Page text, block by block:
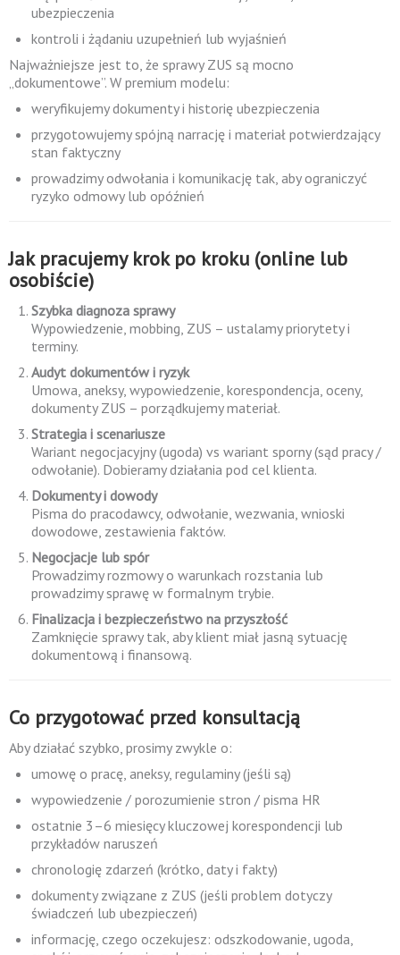
ubezpieczenia
kontroli i żądaniu uzupełnień lub wyjaśnień
Najważniejsze jest to, że sprawy ZUS są mocno
„dokumentowe”. W premium modelu:
weryfikujemy dokumenty i historię ubezpieczenia
przygotowujemy spójną narrację i materiał potwierdzający
stan faktyczny
prowadzimy odwołania i komunikację tak, aby ograniczyć
ryzyko odmowy lub opóźnień
Jak pracujemy krok po kroku (online lub
osobiście)
Szybka diagnoza sprawy
Wypowiedzenie, mobbing, ZUS – ustalamy priorytety i
terminy.
Audyt dokumentów i ryzyk
Umowa, aneksy, wypowiedzenie, korespondencja, oceny,
dokumenty ZUS – porządkujemy materiał.
Strategia i scenariusze
Wariant negocjacyjny (ugoda) vs wariant sporny (sąd pracy /
odwołanie). Dobieramy działania pod cel klienta.
Dokumenty i dowody
Pisma do pracodawcy, odwołanie, wezwania, wnioski
dowodowe, zestawienia faktów.
Negocjacje lub spór
Prowadzimy rozmowy o warunkach rozstania lub
prowadzimy sprawę w formalnym trybie.
Finalizacja i bezpieczeństwo na przyszłość
Zamknięcie sprawy tak, aby klient miał jasną sytuację
dokumentową i finansową.
Co przygotować przed konsultacją
Aby działać szybko, prosimy zwykle o:
umowę o pracę, aneksy, regulaminy (jeśli są)
wypowiedzenie / porozumienie stron / pisma HR
ostatnie 3–6 miesięcy kluczowej korespondencji lub
przykładów naruszeń
chronologię zdarzeń (krótko, daty i fakty)
dokumenty związane z ZUS (jeśli problem dotyczy
świadczeń lub ubezpieczeń)
informację, czego oczekujesz: odszkodowanie, ugoda,